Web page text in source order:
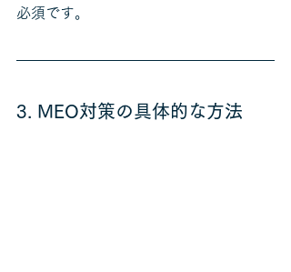
必須です。
3. MEO対策の具体的な方法